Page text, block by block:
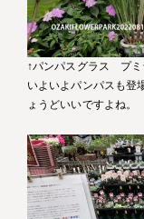
↑パンパスグラス プミ
いよいよパンパスも登
ょうどいいですよね。